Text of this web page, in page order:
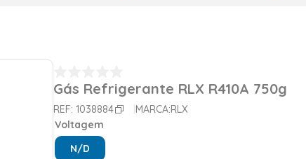
Gás Refrigerante RLX R410A 750g
REF: 1038884 MARCA:RLX
Voltagem
N/D